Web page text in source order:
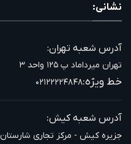
نشانی:
آدرس شعبه تهران:
تهران میرداماد پ ۱۲۵ واحد ۳
خط ویژه:۰۲۱۲۲۲۲۴۸۴۸
آدرس شعبه کیش:
جزیره کیش - مرکز تجاری شارستان